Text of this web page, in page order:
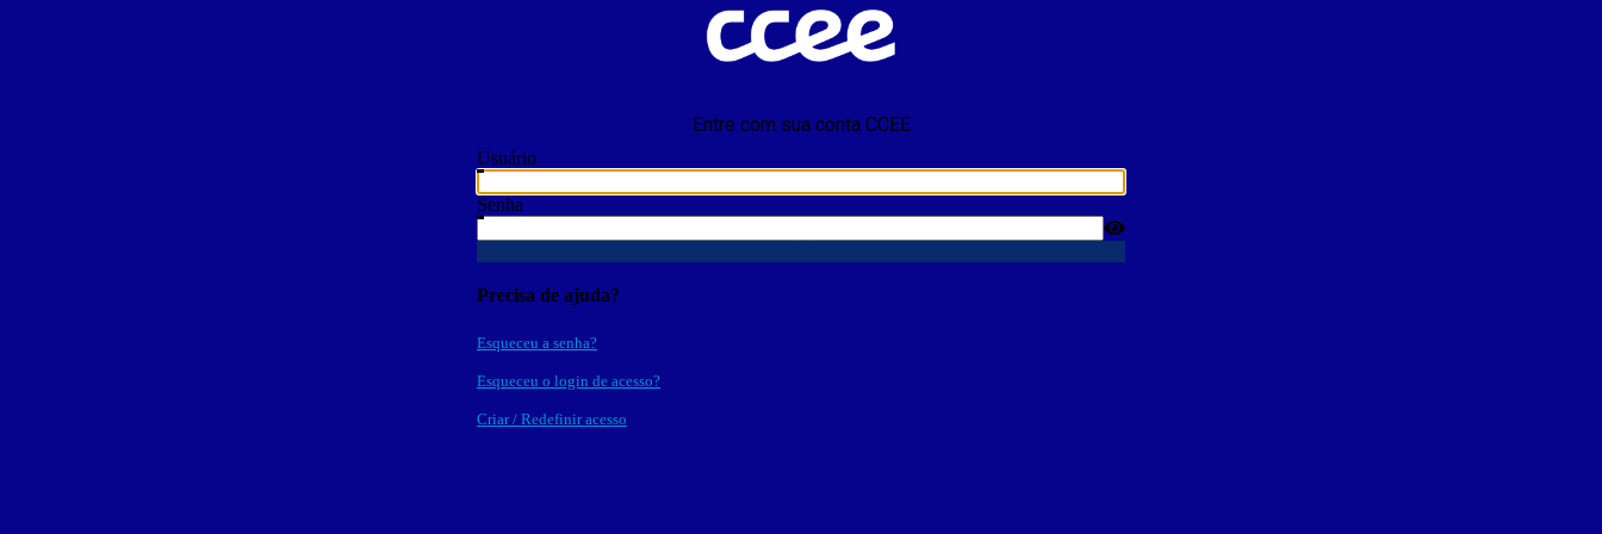
Entre com sua conta CCEE
Usuário
Senha
Precisa de ajuda?
Esqueceu a senha?
Esqueceu o login de acesso?
Criar / Redefinir acesso